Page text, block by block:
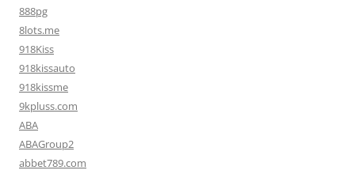
888pg
8lots.me
918Kiss
918kissauto
918kissme
9kpluss.com
ABA
ABAGroup2
abbet789.com